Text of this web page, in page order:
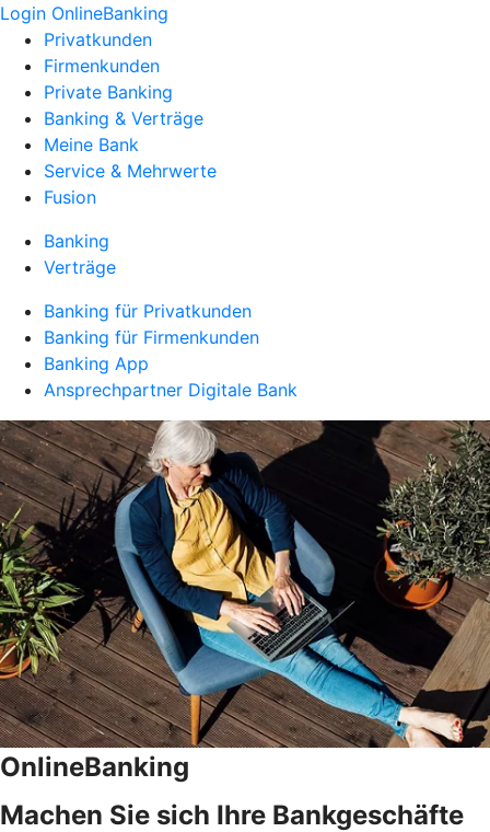
Login OnlineBanking
Privatkunden
Firmenkunden
Private Banking
Banking & Verträge
Meine Bank
Service & Mehrwerte
Fusion
Banking
Verträge
Banking für Privatkunden
Banking für Firmenkunden
Banking App
Ansprechpartner Digitale Bank
OnlineBanking
Machen Sie sich Ihre Bankgeschäfte